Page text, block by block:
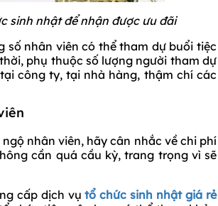
sinh nhật để nhận được ưu đãi
số nhân viên có thể tham dự buổi tiệc
phụ thuộc số lượng người tham dự
công ty, tại nhà hàng, thậm chí các
nhân viên, hãy cân nhắc về chi phí
cần quá cầu kỳ, trang trọng vì sẽ
cấp dịch vụtổ chức sinh nhật giá rẻ